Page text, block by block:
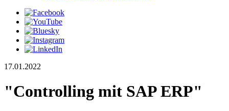
17.01.2022
"Controlling mit SAP ERP"